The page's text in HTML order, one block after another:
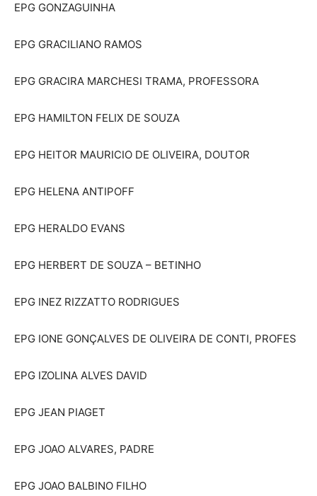
EPG GONZAGUINHA
EPG GRACILIANO RAMOS
EPG GRACIRA MARCHESI TRAMA, PROFESSORA
EPG HAMILTON FELIX DE SOUZA
EPG HEITOR MAURICIO DE OLIVEIRA, DOUTOR
EPG HELENA ANTIPOFF
EPG HERALDO EVANS
EPG HERBERT DE SOUZA – BETINHO
EPG INEZ RIZZATTO RODRIGUES
EPG IONE GONÇALVES DE OLIVEIRA DE CONTI, PROFES
EPG IZOLINA ALVES DAVID
EPG JEAN PIAGET
EPG JOAO ALVARES, PADRE
EPG JOAO BALBINO FILHO